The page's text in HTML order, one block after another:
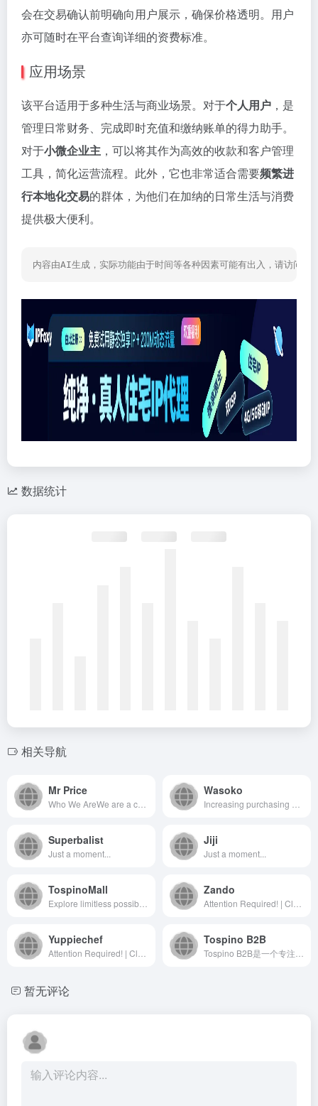
会在交易确认前明确向用户展示，确保价格透明。用户
亦可随时在平台查询详细的资费标准。
应用场景
该平台适用于多种生活与商业场景。对于个人用户 ，是
管理日常财务、完成即时充值和缴纳账单的得力助手。
对于小微企业主 ，可以将其作为高效的收款和客户管理
工具，简化运营流程。此外，它也非常适合需要频繁进
行本地化交易的群体，为他们在加纳的日常生活与消费
提供极大便利。
内容由AI生成，实际功能由于时间等各种因素可能有出入，请访问网
数据统计
相关导航
Mr Price Wasoko
Superbalist
Just a moment...
Jiji
Just a moment...
TospinoMall Zando
Yuppiechef Tospino B2B
暂无评论